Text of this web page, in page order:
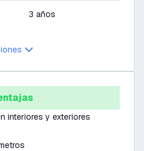
3 años
interiores y exteriores